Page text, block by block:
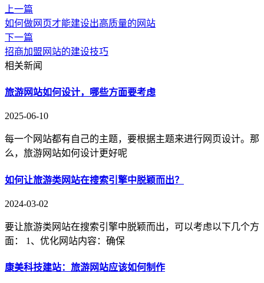
上一篇
如何做网页才能建设出高质量的网站
下一篇
招商加盟网站的建设技巧
相关新闻
旅游网站如何设计，哪些方面要考虑
2025-06-10
每一个网站都有自己的主题，要根据主题来进行网页设计。那
么，旅游网站如何设计更好呢
如何让旅游类网站在搜索引擎中脱颖而出？
2024-03-02
要让旅游类网站在搜索引擎中脱颖而出，可以考虑以下几个方
面： 1、优化网站内容：确保
康美科技建站：旅游网站应该如何制作